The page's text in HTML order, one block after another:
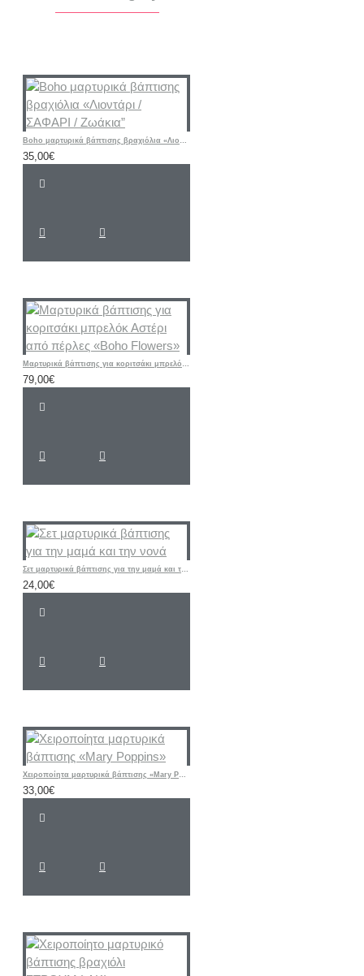
Boho μαρτυρικά βάπτισης βραχιόλια «Λιοντάρι / ΣΑΦΑΡΙ / Ζωάκια”
35,00€
Μαρτυρικά βάπτισης για κοριτσάκι μπρελόκ Αστέρι από πέρλες «Boho Flowers»
79,00€
Σετ μαρτυρικά βάπτισης για την μαμά και την νονά
24,00€
Χειροποίητα μαρτυρικά βάπτισης «Mary Poppins»
33,00€